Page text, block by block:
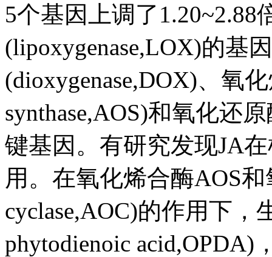
5个基因上调了
(lipoxygenase,LOX)的基
(dioxygenase,DOX)、氧
synthase,AOS)和氧化还
键基因。有研究发现JA
用。在氧化烯合酶AOS和
cyclase,AOC)的作用下，
phytodienoic